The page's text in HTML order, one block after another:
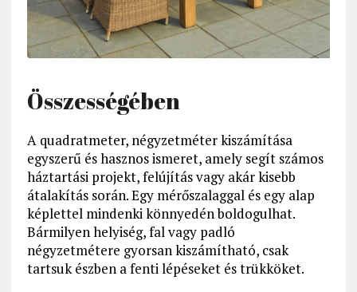
Összességében
A quadratmeter, négyzetméter kiszámítása
egyszerű és hasznos ismeret, amely segít számos
háztartási projekt, felújítás vagy akár kisebb
átalakítás során. Egy mérőszalaggal és egy alap
képlettel mindenki könnyedén boldogulhat.
Bármilyen helyiség, fal vagy padló
négyzetmétere gyorsan kiszámítható, csak
tartsuk észben a fenti lépéseket és trükköket.